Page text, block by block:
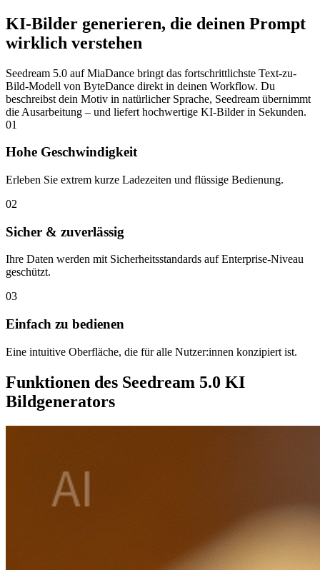
KI-Bilder generieren, die deinen Prompt
wirklich verstehen
Seedream 5.0 auf MiaDance bringt das fortschrittlichste Text-zu-
Bild-Modell von ByteDance direkt in deinen Workflow. Du
beschreibst dein Motiv in natürlicher Sprache, Seedream übernimmt
die Ausarbeitung – und liefert hochwertige KI-Bilder in Sekunden.
01
Hohe Geschwindigkeit
Erleben Sie extrem kurze Ladezeiten und flüssige Bedienung.
02
Sicher & zuverlässig
Ihre Daten werden mit Sicherheitsstandards auf Enterprise-Niveau
geschützt.
03
Einfach zu bedienen
Eine intuitive Oberfläche, die für alle Nutzer:innen konzipiert ist.
Funktionen des Seedream 5.0 KI
Bildgenerators